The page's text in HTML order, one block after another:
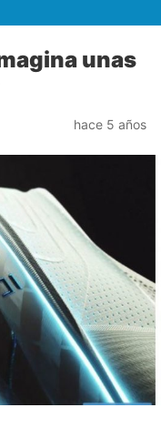
unas
hace 5 años